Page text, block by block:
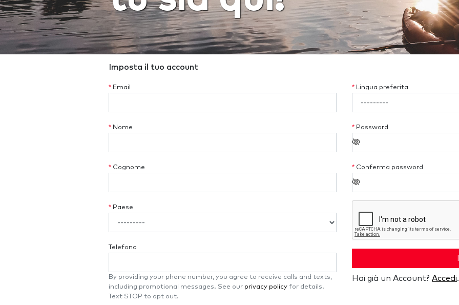
Imposta il tuo account
* Email
* Nome
* Cognome
* Paese
Telefono
By providing your phone number, you agree to receive calls and texts,
including promotional messages. See our privacy policy for details.
Text STOP to opt out.
* Lingua preferita
* Password
* Conferma password
Hai già un Account? Accedi.